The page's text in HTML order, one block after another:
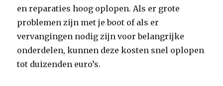
en reparaties hoog oplopen. Als er grote
problemen zijn met je boot of als er
vervangingen nodig zijn voor belangrijke
onderdelen, kunnen deze kosten snel oplopen
tot duizenden euro’s.